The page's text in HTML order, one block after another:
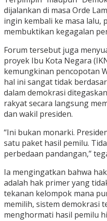
dijalankan di masa Orde
ingin kembali ke masa lalu,
membuktikan kegagalan
Forum tersebut juga
proyek Ibu Kota Negara
kemungkinan pencopotan
hal ini sangat tidak
dalam demokrasi
rakyat secara langsung
dan wakil presiden.
“Ini bukan monarki.
satu paket hasil pemilu.
perbedaan pandangan,”
Ia mengingatkan bahwa
adalah hak primer yang
tekanan kelompok mana
memilih, sistem demokrasi
menghormati hasil pemilu